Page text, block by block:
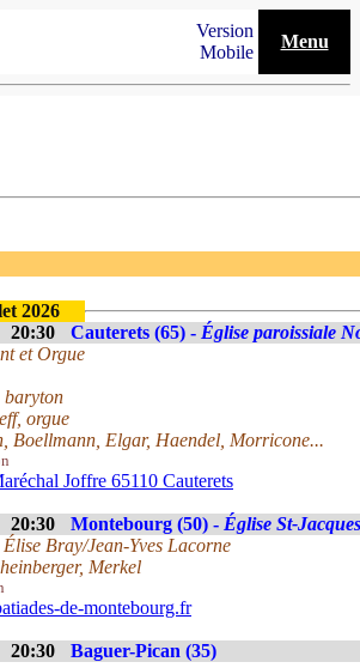
Version
Mobile
Menu
2026
20:30
Cauterets (65) - Église paroissiale
et Orgue
baryton
orgue
Boellmann, Elgar, Haendel, Morricone...
Joffre 65110 Cauterets
20:30 Montebourg (50) - Église St-Jacques
Bray/Jean-Yves Lacorne
Merkel
de-montebourg.fr
20:30
Baguer-Pican (35)